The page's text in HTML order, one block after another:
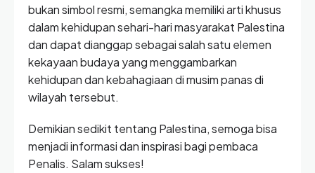
bukan simbol resmi, semangka memiliki arti khusus
dalam kehidupan sehari-hari masyarakat Palestina
dan dapat dianggap sebagai salah satu elemen
kekayaan budaya yang menggambarkan
kehidupan dan kebahagiaan di musim panas di
wilayah tersebut.
Demikian sedikit tentang Palestina, semoga bisa
menjadi informasi dan inspirasi bagi pembaca
Penalis. Salam sukses!